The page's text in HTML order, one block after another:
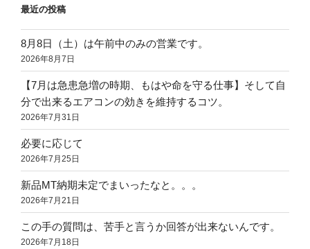
ン
最近の投稿
8月8日（土）は午前中のみの営業です。
2026年8月7日
【7月は急患急増の時期、もはや命を守る仕事】そして自
分で出来るエアコンの効きを維持するコツ。
2026年7月31日
必要に応じて
2026年7月25日
新品MT納期未定でまいったなと。。。
2026年7月21日
この手の質問は、苦手と言うか回答が出来ないんです。
2026年7月18日